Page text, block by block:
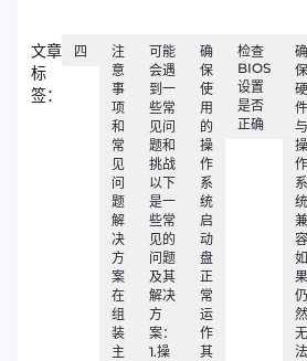
文章
标
签：
四
注
意
事
项
和
常
见
问
题
解
决
方
案
在
组
装
主
可能
会遇
到一
些常
见问
题和
挑战
以下
是一
些常
见的
问题
及其
解决
方
案：
1.操
确
保
使
用
的
操
作
系
统
启
动
盘
正
常
运
作
其
检查
BIOS
设置
是否
正确
确
保
硬
件
与
操
作
系
统
兼
容
如
果
仍
然
无
法